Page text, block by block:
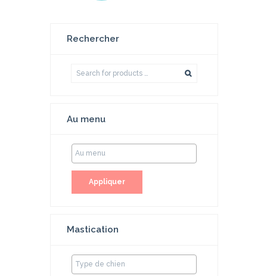
Rechercher
Au menu
Appliquer
Mastication